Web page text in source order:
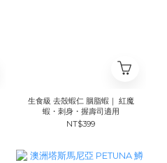
生食級 去殼蝦仁 胭脂蝦｜ 紅魔
蝦・刺身・握壽司適用
NT$399